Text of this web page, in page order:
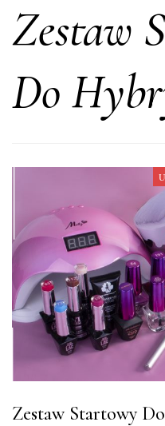
Zestaw
Do
Zestaw Startowy